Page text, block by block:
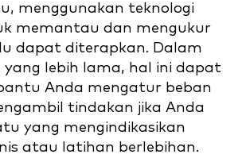
menggunakan teknologi
memantau dan mengukur
dapat diterapkan. Dalam
lebih lama, hal ini dapat
Anda mengatur beban
tindakan jika Anda
yang mengindikasikan
atau latihan berlebihan.